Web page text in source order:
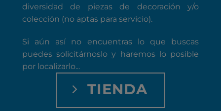
diversidad de piezas de decoración y/o
colección (no aptas para servicio).
Si aún así no encuentras lo que buscas
puedes solicitárnoslo y haremos lo posible
por localizarlo...
TIENDA